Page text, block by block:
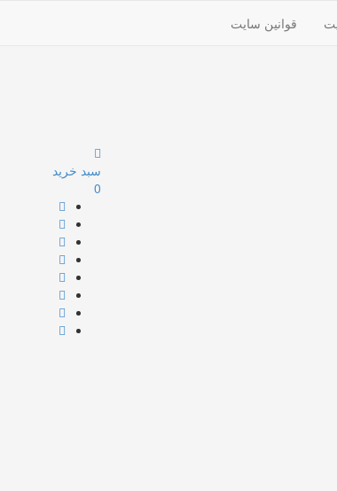
قوانین سایت
سبد خرید
0